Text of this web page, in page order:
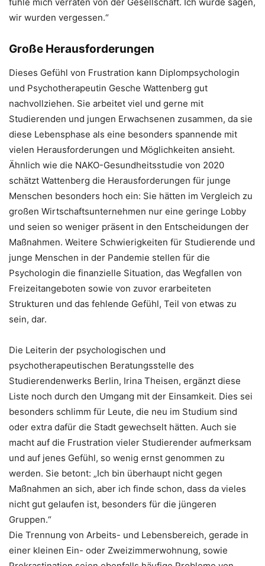
wir wurden vergessen.“
Große Herausforderungen
Dieses Gefühl von Frustration kann Diplompsychologin
und Psychotherapeutin Gesche Wattenberg gut
nachvollziehen. Sie arbeitet viel und gerne mit
Studierenden und jungen Erwachsenen zusammen, da sie
diese Lebensphase als eine besonders spannende mit
vielen Herausforderungen und Möglichkeiten ansieht.
Ähnlich wie die NAKO-Gesundheitsstudie von 2020
schätzt Wattenberg die Herausforderungen für junge
Menschen besonders hoch ein: Sie hätten im Vergleich zu
großen Wirtschaftsunternehmen nur eine geringe Lobby
und seien so weniger präsent in den Entscheidungen der
Maßnahmen. Weitere Schwierigkeiten für Studierende und
junge Menschen in der Pandemie stellen für die
Psychologin die finanzielle Situation, das Wegfallen von
Freizeitangeboten sowie von zuvor erarbeiteten
Strukturen und das fehlende Gefühl, Teil von etwas zu
sein, dar.
Die Leiterin der psychologischen und
psychotherapeutischen Beratungsstelle des
Studierendenwerks Berlin, Irina Theisen, ergänzt diese
Liste noch durch den Umgang mit der Einsamkeit. Dies sei
besonders schlimm für Leute, die neu im Studium sind
oder extra dafür die Stadt gewechselt hätten. Auch sie
macht auf die Frustration vieler Studierender aufmerksam
und auf jenes Gefühl, so wenig ernst genommen zu
werden. Sie betont: „Ich bin überhaupt nicht gegen
Maßnahmen an sich, aber ich finde schon, dass da vieles
nicht gut gelaufen ist, besonders für die jüngeren
Gruppen.“
Die Trennung von Arbeits- und Lebensbereich, gerade in
einer kleinen Ein- oder Zweizimmerwohnung, sowie